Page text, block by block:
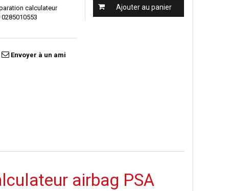
calculateur
Envoyer à un ami
Ajouter au panier
airbag PSA